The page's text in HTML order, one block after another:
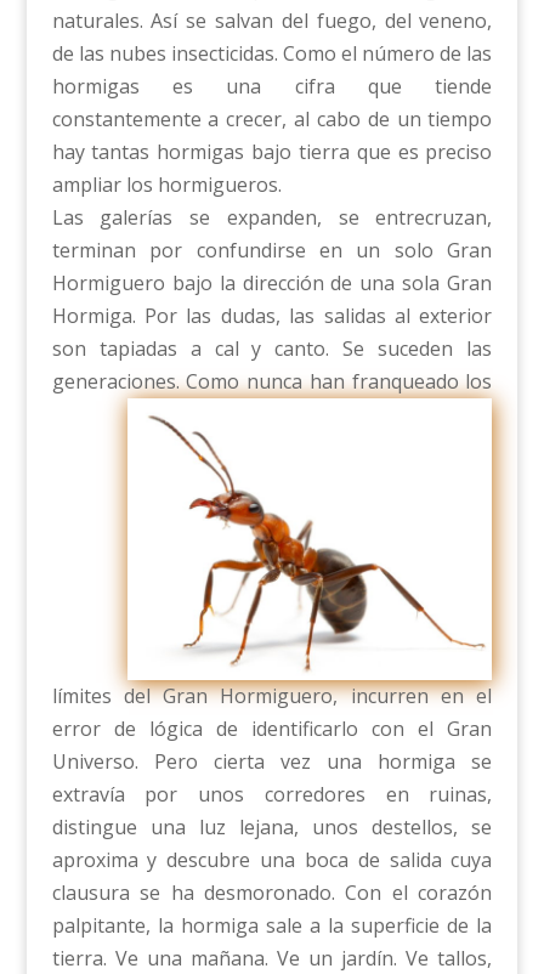
naturales. Así se salvan del fuego, del veneno,
de las nubes insecticidas. Como el número de las
hormigas es una cifra que tiende
constantemente a crecer, al cabo de un tiempo
hay tantas hormigas bajo tierra que es preciso
ampliar los hormigueros.
Las galerías se expanden, se entrecruzan,
terminan por confundirse en un solo Gran
Hormiguero bajo la dirección de una sola Gran
Hormiga. Por las dudas, las salidas al exterior
son tapiadas a cal y canto. Se suceden las
generaciones.Como nunca han franqueado los
límites del Gran Hormiguero, incurren en el
error de lógica de identificarlo con el Gran
Universo. Pero cierta vez una hormiga se
extravía por unos corredores en ruinas,
distingue una luz lejana, unos destellos, se
aproxima y descubre una boca de salida cuya
clausura se ha desmoronado. Con el corazón
palpitante, la hormiga sale a la superficie de la
tierra. Ve una mañana. Ve un jardín. Ve tallos,